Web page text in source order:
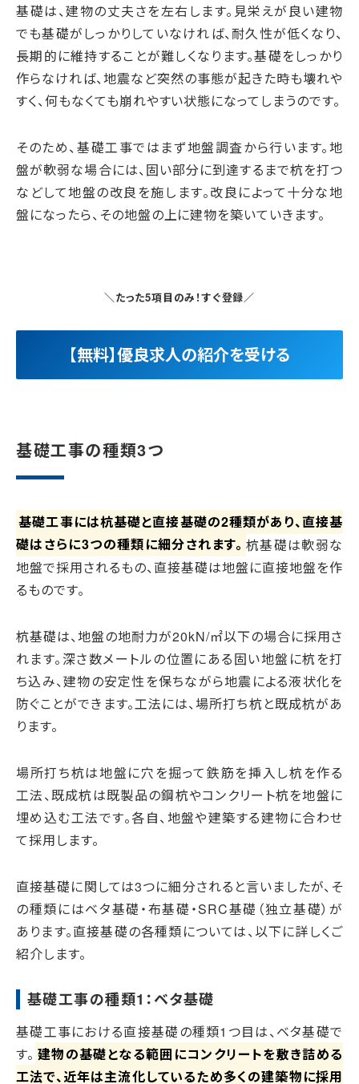
基礎は、建物の丈夫さを左右します。見栄えが良い建物
でも基礎がしっかりしていなければ、耐久性が低くなり、
長期的に維持することが難しくなります。基礎をしっかり
作らなければ、地震など突然の事態が起きた時も壊れや
すく、何もなくても崩れやすい状態になってしまうのです。
そのため、基礎工事ではまず地盤調査から行います。地
盤が軟弱な場合には、固い部分に到達するまで杭を打つ
などして地盤の改良を施します。改良によって十分な地
盤になったら、その地盤の上に建物を築いていきます。
＼たった5項目のみ！すぐ登録／
【無料】優良求人の紹介を受ける
基礎工事の種類3つ
基礎工事には杭基礎と直接基礎の2種類があり、直接基
礎はさらに3つの種類に細分されます。 杭基礎は軟弱な
地盤で採用されるもの、直接基礎は地盤に直接地盤を作
るものです。
杭基礎は、地盤の地耐力が20kN/㎡以下の場合に採用さ
れます。深さ数メートルの位置にある固い地盤に杭を打
ち込み、建物の安定性を保ちながら地震による液状化を
防ぐことができます。工法には、場所打ち杭と既成杭があ
ります。
場所打ち杭は地盤に穴を掘って鉄筋を挿入し杭を作る
工法、既成杭は既製品の鋼杭やコンクリート杭を地盤に
埋め込む工法です。各自、地盤や建築する建物に合わせ
て採用します。
直接基礎に関しては3つに細分されると言いましたが、そ
の種類にはベタ基礎・布基礎・SRC基礎（独立基礎）が
あります。直接基礎の各種類については、以下に詳しくご
紹介します。
基礎工事の種類1：ベタ基礎
基礎工事における直接基礎の種類1つ目は、ベタ基礎で
す。 建物の基礎となる範囲にコンクリートを敷き詰める
工法で、近年は主流化しているため多くの建築物に採用